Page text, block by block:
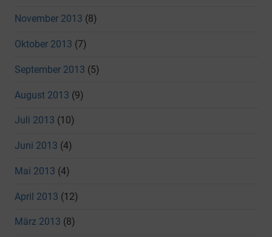
November 2013 (8)
Oktober 2013 (7)
September 2013 (5)
August 2013 (9)
Juli 2013 (10)
Juni 2013 (4)
Mai 2013 (4)
April 2013 (12)
März 2013 (8)